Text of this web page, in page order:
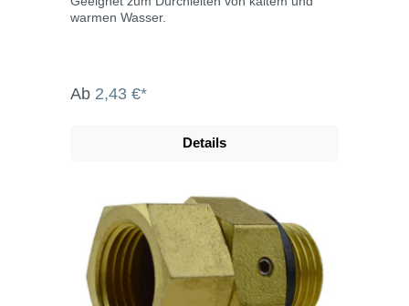
warmen Wasser.
Ab 2,43 €*
Details